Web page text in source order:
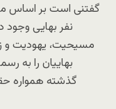
گفتنی است بر اساس
نفر بهایی وجود
مسیحیت، یهودیت و
بهاییان را به
گذشته همواره